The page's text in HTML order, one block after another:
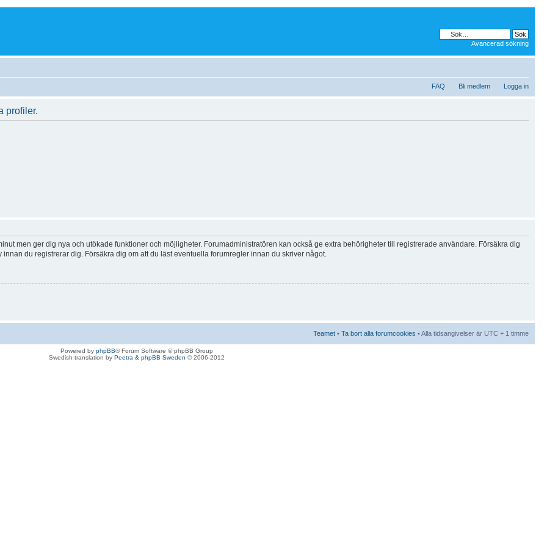
Avancerad sökning
FAQ Bli medlem Logga in
profiler.
men ger dig nya och utökade funktioner och möjligheter. Forumadministratören kan också ge extra behörigheter till registrerade användare. Försäkra dig
du registrerar dig. Försäkra dig om att du läst eventuella forumregler innan du skriver något.
Teamet • Ta bort alla forumcookies • Alla tidsangivelser är UTC + 1 timme
Powered by phpBB® Forum Software © phpBB Group
Swedish translation by Peetra & phpBB Sweden © 2006-2012